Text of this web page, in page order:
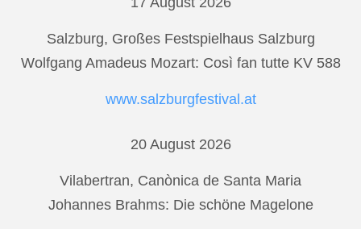
Salzburg, Großes Festspielhaus Salzburg
Wolfgang Amadeus Mozart: Così fan tutte KV 588
www.salzburgfestival.at
20 August 2026
Vilabertran, Canònica de Santa Maria
Johannes Brahms: Die schöne Magelone